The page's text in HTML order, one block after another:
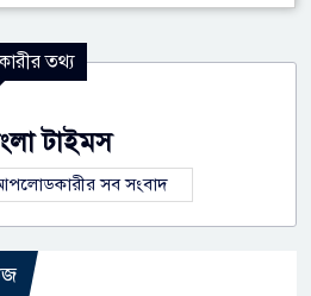
তথ্য
টাইমস
সব সংবাদ